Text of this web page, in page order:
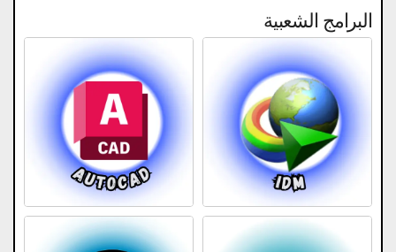
البرامج الشعبية